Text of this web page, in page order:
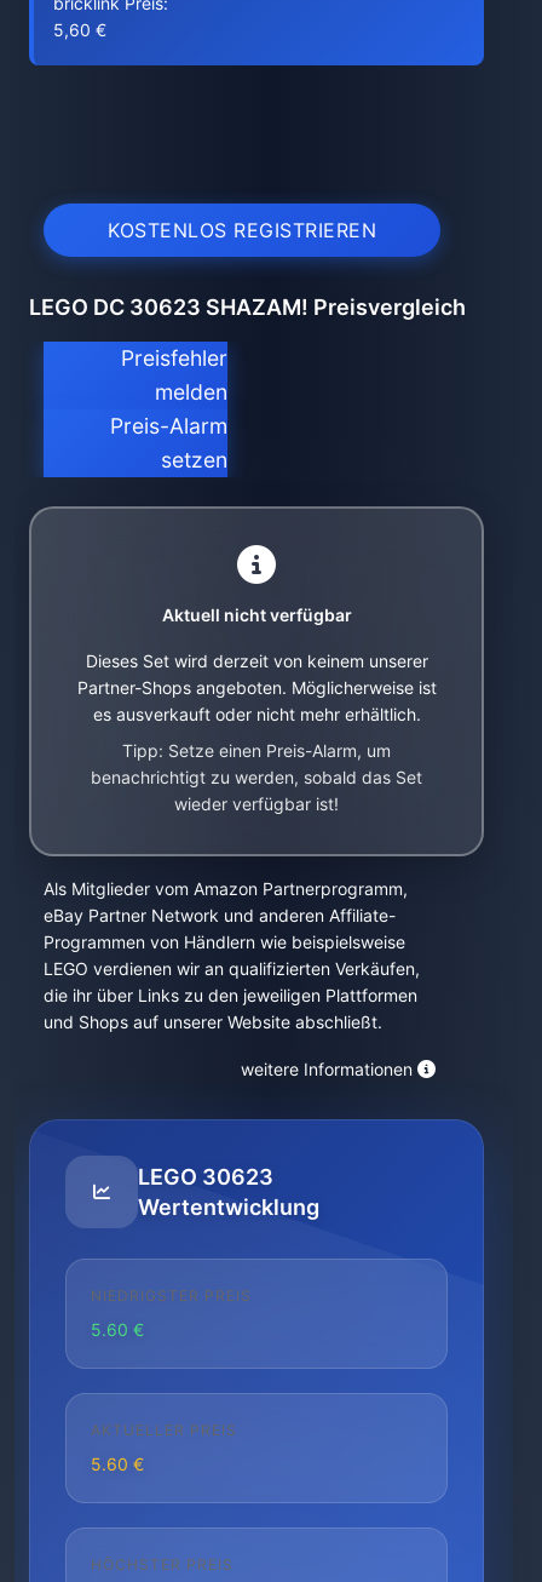
5,60 €
KOSTENLOS REGISTRIEREN
LEGO DC 30623 SHAZAM! Preisvergleich
Preisfehler
melden
Preis-Alarm
setzen
Aktuell nicht verfügbar
Dieses Set wird derzeit von keinem unserer
Partner-Shops angeboten. Möglicherweise ist
es ausverkauft oder nicht mehr erhältlich.
Tipp: Setze einen Preis-Alarm, um
benachrichtigt zu werden, sobald das Set
wieder verfügbar ist!
Als Mitglieder vom Amazon Partnerprogramm,
eBay Partner Network und anderen Affiliate-
Programmen von Händlern wie beispielsweise
LEGO verdienen wir an qualifizierten Verkäufen,
die ihr über Links zu den jeweiligen Plattformen
und Shops auf unserer Website abschließt.
weitere Informationen
LEGO 30623
Wertentwicklung
NIEDRIGSTER PREIS
5.60 €
AKTUELLER PREIS
5.60 €
HÖCHSTER PREIS